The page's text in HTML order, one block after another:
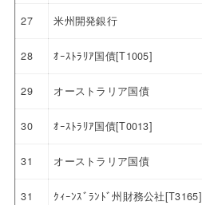
27 米州開発銀行
28 ｵｰｽﾄﾗﾘｱ国債[T1005]
29 オーストラリア国債
30 ｵｰｽﾄﾗﾘｱ国債[T0013]
31 オーストラリア国債
31 ｸｨｰﾝｽﾞﾗﾝﾄﾞ州財務公社[T3165]